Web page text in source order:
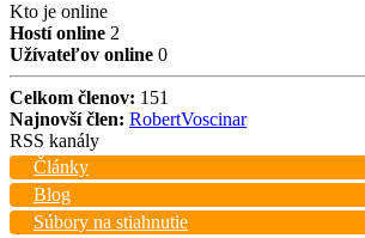
Kto je online
Hostí online 2
Užívateľov online 0
Celkom členov: 151
Najnovší člen: RobertVoscinar
RSS kanály
Články
Blog
Súbory na stiahnutie